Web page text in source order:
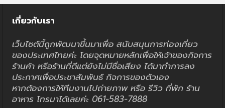
เกี่ยวกับเรา
เว็บไซต์นี้ถูกพัฒนาขึ้นมาเพื่อ สนับสนุนการท่องเที่ยว
ของประเทศไทยค่ะ โดยจุดหมายหลักเพื่อให้เจ้าของกิจการ
ร้านค้า หรือร้านที่ดีแต่ยังไม่มีชื่อเสียง ได้มาทำการลง
ประกาศเพื่อประชาสัมพันธ์ กิจการของตัวเอง
หากต้องการให้ทีมงานไปถ่ายภาพ หรือ รีวิว ที่พัก ร้าน
อาหาร โทรมาได้เลยค่ะ 061-583-7888